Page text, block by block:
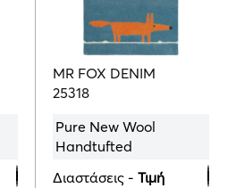
MR FOX DENIM
25318
Pure New Wool
Handtufted
Διαστάσεις -Τιμή